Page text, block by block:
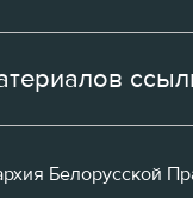
Белорусской